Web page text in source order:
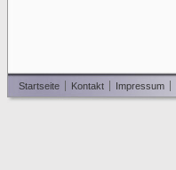
Startseite Kontakt Impressum